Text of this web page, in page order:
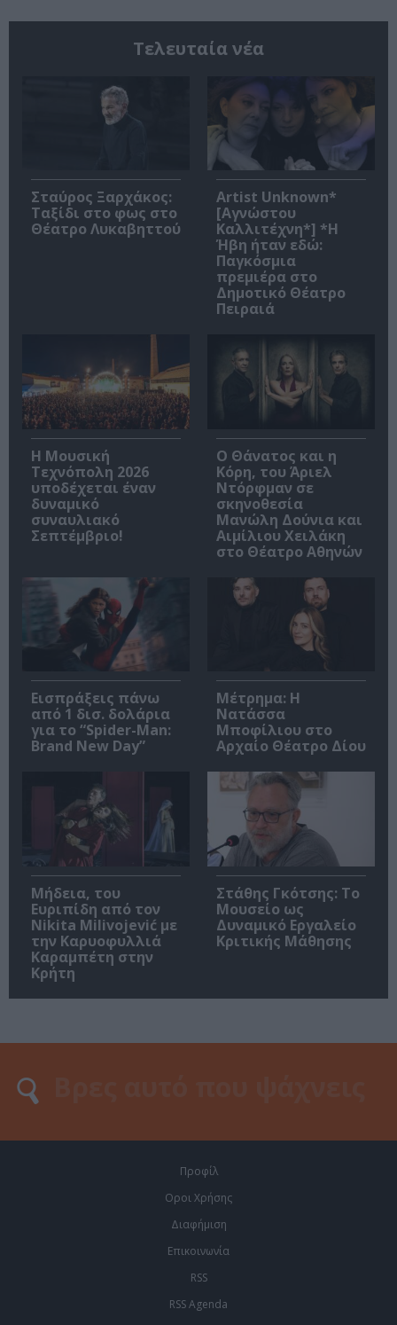
Τελευταία νέα
Σταύρος Ξαρχάκος:
Ταξίδι στο φως στο
Θέατρο Λυκαβηττού
Artist Unknown*
[Αγνώστου
Καλλιτέχνη*] *Η
Ήβη ήταν εδώ:
Παγκόσμια
πρεμιέρα στο
Δημοτικό Θέατρο
Πειραιά
Η Μουσική
Τεχνόπολη 2026
υποδέχεται έναν
δυναμικό
συναυλιακό
Σεπτέμβριο!
Ο Θάνατος και η
Κόρη, του Άριελ
Ντόρφμαν σε
σκηνοθεσία
Μανώλη Δούνια και
Αιμίλιου Χειλάκη
στο Θέατρο Αθηνών
Εισπράξεις πάνω
από 1 δισ. δολάρια
για το “Spider-Man:
Brand New Day”
Μέτρημα: Η
Νατάσσα
Μποφίλιου στο
Αρχαίο Θέατρο Δίου
Μήδεια, του
Ευριπίδη από τον
Nikita Milivojević με
την Καρυοφυλλιά
Καραμπέτη στην
Κρήτη
Στάθης Γκότσης: Το
Μουσείο ως
Δυναμικό Εργαλείο
Κριτικής Μάθησης
Προφίλ
Οροι Χρήσης
Διαφήμιση
Επικοινωνία
RSS
RSS Agenda